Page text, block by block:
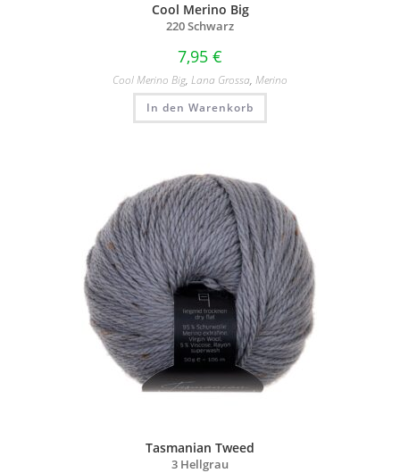
Cool Merino Big
220 Schwarz
7,95 €
Cool Merino Big, Lana Grossa, Merino
In den Warenkorb
Tasmanian Tweed
3 Hellgrau